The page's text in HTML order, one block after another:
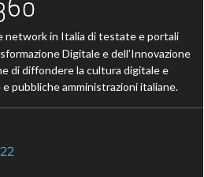
network in Italia di testate e portali
Digitale e dell’Innovazione
di diffondere la cultura digitale e
pubbliche amministrazioni italiane.